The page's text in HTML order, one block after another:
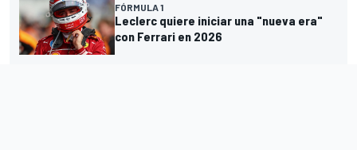
FÓRMULA 1
Leclerc quiere iniciar una "nueva era"
con Ferrari en 2026